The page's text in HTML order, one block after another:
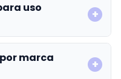
uso
marca